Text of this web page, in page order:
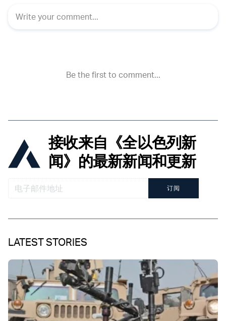
接收来自《全以色列新
闻》的最新新闻和更新
订阅
LATEST STORIES